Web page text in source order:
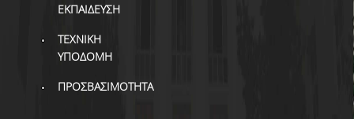
ΕΚΠΑΙΔΕΥΣΗ
ΤΕΧΝΙΚΗ
ΥΠΟΔΟΜΗ
ΠΡΟΣΒΑΣΙΜΟΤΗΤΑ